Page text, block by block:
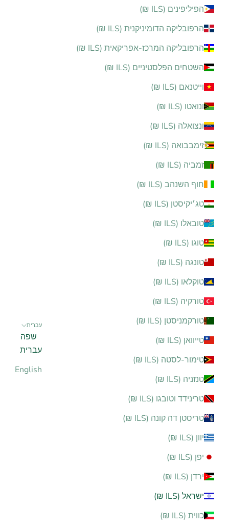
הפיליפינים (ILS ₪)
הרפובליקה הדומיניקנית (ILS ₪)
הרפובליקה המרכז-אפריקאית (ILS ₪)
השטחים הפלסטיניים (ILS ₪)
וייטנאם (ILS ₪)
ונואטו (ILS ₪)
ונצואלה (ILS ₪)
זימבבואה (ILS ₪)
זמביה (ILS ₪)
חוף השנהב (ILS ₪)
טג׳יקיסטן (ILS ₪)
טובאלו (ILS ₪)
טוגו (ILS ₪)
טונגה (ILS ₪)
טוקלאו (ILS ₪)
טורקיה (ILS ₪)
טורקמניסטן (ILS ₪)
טייוואן (ILS ₪)
טימור-לסטה (ILS ₪)
טנזניה (ILS ₪)
טרינידד וטובגו (ILS ₪)
טריסטן דה קונה (ILS ₪)
יוון (ILS ₪)
יפן (ILS ₪)
ירדן (ILS ₪)
ישראל (ILS ₪)
כווית (ILS ₪)
עברית
שפה
עברית
English